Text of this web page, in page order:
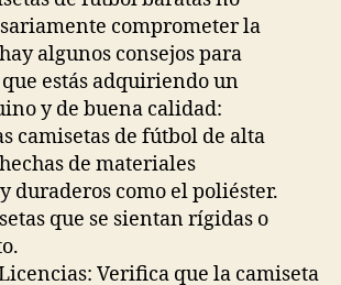
comprometer la
algunos consejos para
estás adquiriendo un
y de buena calidad:
camisetas de fútbol de alta
de materiales
duraderos como el poliéster.
que se sientan rígidas o
Verifica que la camiseta